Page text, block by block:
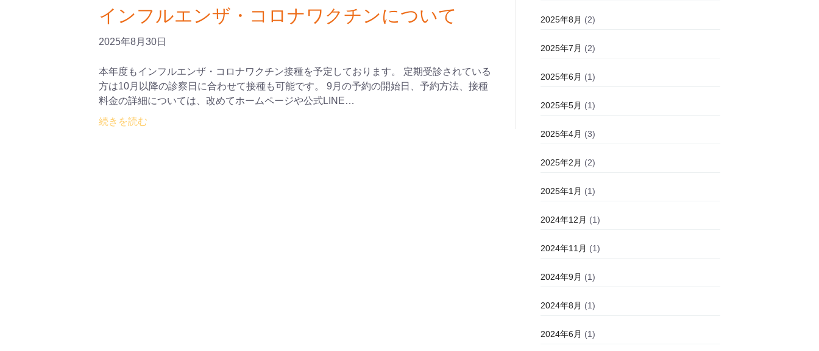
インフルエンザ・コロナワクチンについて
2025年8月30日
本年度もインフルエンザ・コロナワクチン接種を予定しております。 定期受診されている
方は10月以降の診察日に合わせて接種も可能です。 9月の予約の開始日、予約方法、接種
料金の詳細については、改めてホームページや公式LINE…
続きを読む
2025年8月 (2)
2025年7月 (2)
2025年6月 (1)
2025年5月 (1)
2025年4月 (3)
2025年2月 (2)
2025年1月 (1)
2024年12月 (1)
2024年11月 (1)
2024年9月 (1)
2024年8月 (1)
2024年6月 (1)